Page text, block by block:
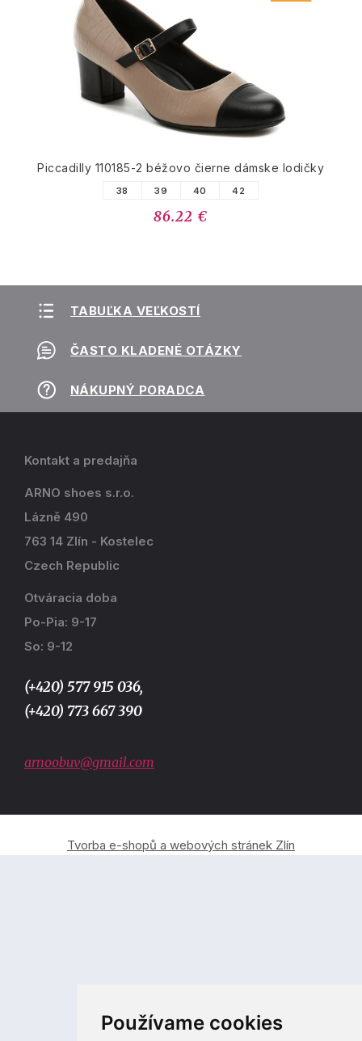
Používame cookies
Piccadilly 110185-2 béžovo čierne dámske lodičky
38 39 40 42
86.22 €
TABUĽKA VEĽKOSTÍ
ČASTO KLADENÉ OTÁZKY
NÁKUPNÝ PORADCA
Kontakt a predajňa
ARNO shoes s.r.o.
Lázně 490
763 14 Zlín - Kostelec
Czech Republic
Otváracia doba
Po-Pia: 9-17
So: 9-12
(+420) 577 915 036,
(+420) 773 667 390
arnoobuv@gmail.com
Tvorba e-shopů a webových stránek Zlín